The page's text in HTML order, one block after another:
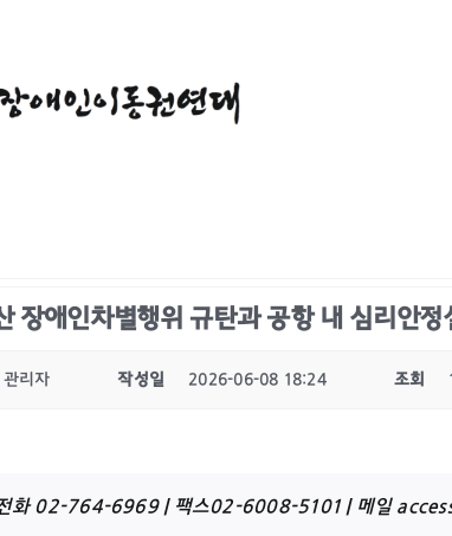
장애인차별행위 규탄과 공항 내 심리안
관리자 작성일 2026-06-08 18:24 조회
화 02-764-6969 | 팩스02-6008-5101 | 메일